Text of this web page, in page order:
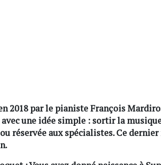
2018 par le pianiste François
avec une idée simple : sortir la
réservée aux spécialistes. Ce